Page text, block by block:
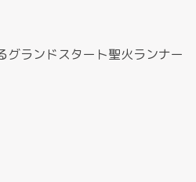
グランドスタート聖火ランナー